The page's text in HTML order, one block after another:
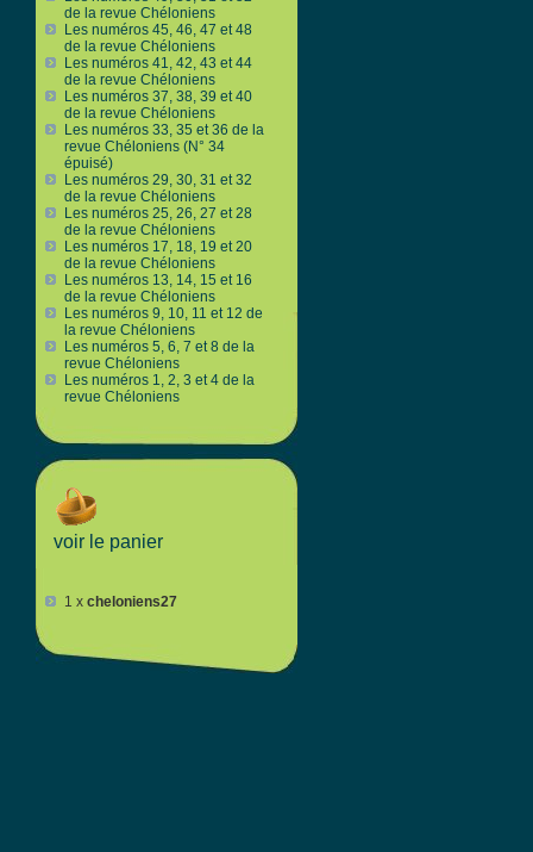
de la revue Chéloniens
Les numéros 45, 46, 47 et 48
de la revue Chéloniens
Les numéros 41, 42, 43 et 44
de la revue Chéloniens
Les numéros 37, 38, 39 et 40
de la revue Chéloniens
Les numéros 33, 35 et 36 de la
revue Chéloniens (N° 34
épuisé)
Les numéros 29, 30, 31 et 32
de la revue Chéloniens
Les numéros 25, 26, 27 et 28
de la revue Chéloniens
Les numéros 17, 18, 19 et 20
de la revue Chéloniens
Les numéros 13, 14, 15 et 16
de la revue Chéloniens
Les numéros 9, 10, 11 et 12 de
la revue Chéloniens
Les numéros 5, 6, 7 et 8 de la
revue Chéloniens
Les numéros 1, 2, 3 et 4 de la
revue Chéloniens
voir le panier
1 x cheloniens27